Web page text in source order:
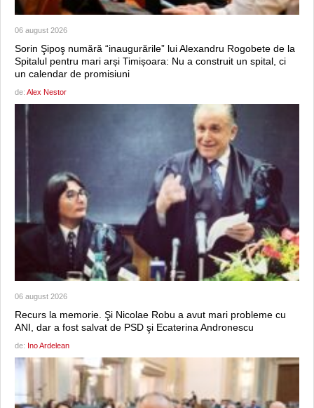
06 august 2026
Sorin Şipoş numără “inaugurările” lui Alexandru Rogobete de la
Spitalul pentru mari arși Timișoara: Nu a construit un spital, ci
un calendar de promisiuni
de: Alex Nestor
06 august 2026
Recurs la memorie. Şi Nicolae Robu a avut mari probleme cu
ANI, dar a fost salvat de PSD şi Ecaterina Andronescu
de: Ino Ardelean